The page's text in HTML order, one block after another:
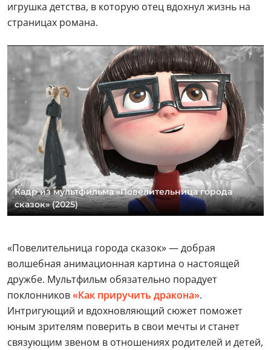
игрушка детства, в которую отец вдохнул жизнь на
страницах романа.
Кадр из мультфильма «Повелительница города
сказок» (2025)
«Повелительница города сказок» — добрая
волшебная анимационная картина о настоящей
дружбе. Мультфильм обязательно порадует
поклонников«Как приручить дракона».
Интригующий и вдохновляющий сюжет поможет
юным зрителям поверить в свои мечты и станет
связующим звеном в отношениях родителей и детей,